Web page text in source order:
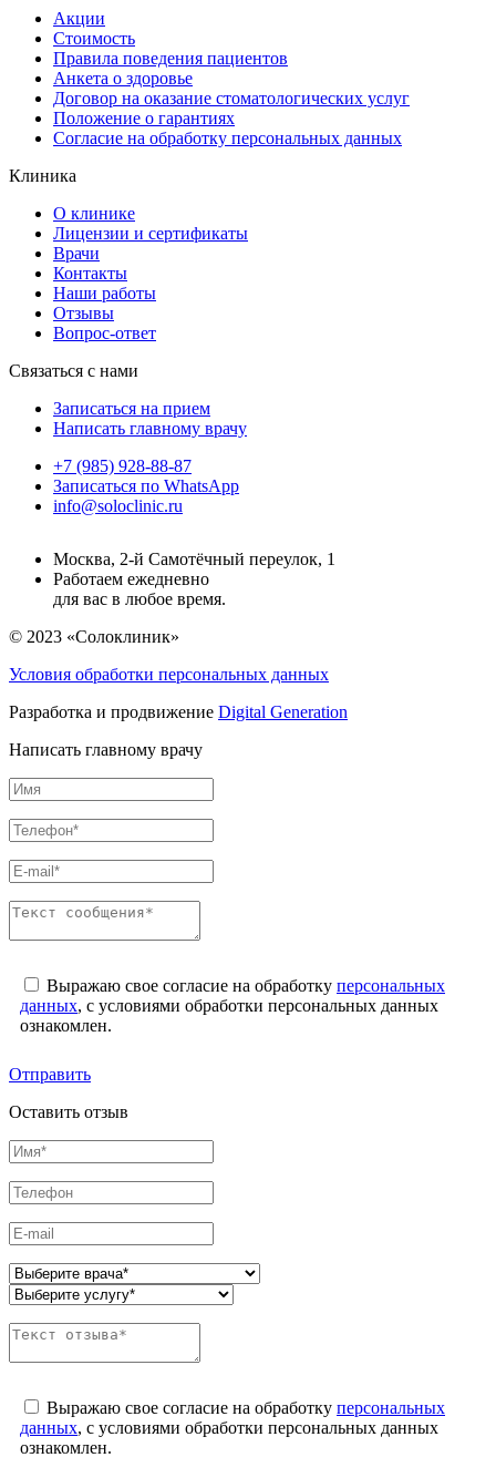
Акции
Стоимость
Правила поведения пациентов
Анкета о здоровье
Договор на оказание стоматологических услуг
Положение о гарантиях
Согласие на обработку персональных данных
Клиника
О клинике
Лицензии и сертификаты
Врачи
Контакты
Наши работы
Отзывы
Вопрос-ответ
Связаться с нами
Записаться на прием
Написать главному врачу
+7 (985) 928-88-87
Записаться по WhatsApp
info@soloclinic.ru
Москва, 2-й Самотёчный переулок, 1
Работаем ежедневно
для вас в любое время.
© 2023 «Солоклиник»
Условия обработки персональных данных
Разработка и продвижение Digital Generation
Написать главному врачу
Выражаю свое согласие на обработку персональных
данных, с условиями обработки персональных данных
ознакомлен.
Отправить
Оставить отзыв
Выражаю свое согласие на обработку персональных
данных, с условиями обработки персональных данных
ознакомлен.